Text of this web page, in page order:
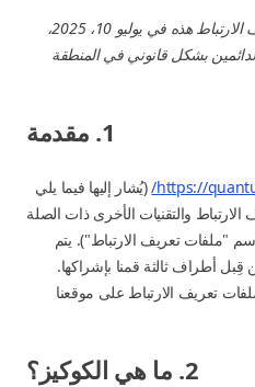
تم آخر تحديث لسياسة ملفات تعريف الارتباط هذه في يوليو 10، 2025،
بشكل قانوني في المنطقة
1. مقدمة
https:// (يُشار إليها فيما يلي
والتقنيات الأخرى ذات الصلة
"ملفات تعريف الارتباط"). يتم
أطراف ثالثة قمنا بإشراكها.
تعريف الارتباط على موقعنا
2. ما هي الكوكيز؟